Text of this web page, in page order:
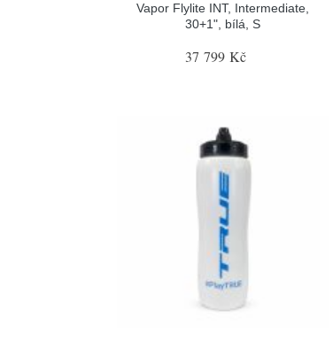
Vapor Flylite INT, Intermediate,
30+1", bílá, S
37 799 Kč